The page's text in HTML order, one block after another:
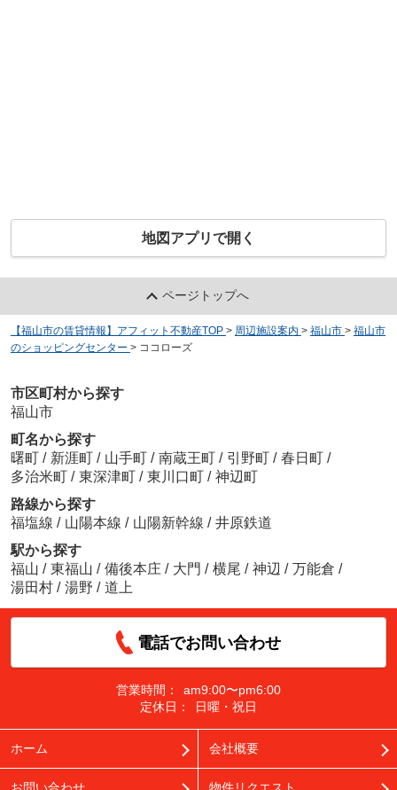
地図アプリで開く
ページトップへ
【福山市の賃貸情報】アフィット不動産TOP > 周辺施設案内 > 福山市 > 福山市
のショッピングセンター > ココローズ
市区町村から探す
福山市
町名から探す
曙町 / 新涯町 / 山手町 / 南蔵王町 / 引野町 / 春日町 /
多治米町 / 東深津町 / 東川口町 / 神辺町
路線から探す
福塩線 / 山陽本線 / 山陽新幹線 / 井原鉄道
駅から探す
福山 / 東福山 / 備後本庄 / 大門 / 横尾 / 神辺 / 万能倉 /
湯田村 / 湯野 / 道上
電話でお問い合わせ
営業時間：
am9:00〜pm6:00
定休日：
日曜・祝日
ホーム 会社概要